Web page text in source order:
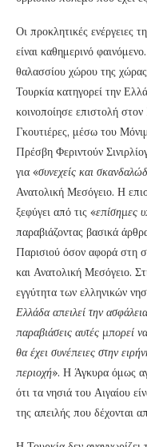
Οι προκλητικές ενέργειες
είναι καθημερινό
θαλασσίου χώρου της
Τουρκία κατηγορεί την
κοινοποίησε επιστολή
Γκουτιέρες, μέσω του
Πρέσβη Φεριντούν
για «συνεχείς και
Ανατολική Μεσόγειο. Η
ξεφύγει από τις «επίσημες
παραβιάζοντας βασικά
Παρισιού όσον αφορά στη
και Ανατολική Μεσόγειο.
εγγύτητα των ελληνικών
Ελλάδα απειλεί την
παραβιάσεις αυτές μπορεί
θα έχει συνέπειες στην
περιοχή». Η Άγκυρα όμως
ότι τα νησιά του Αιγαίου
της απειλής που δέχονται